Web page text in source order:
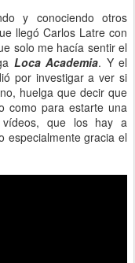
y conociendo otros
llegó Carlos Latre con
solo me hacía sentir el
Loca Academia. Y el
por investigar a ver si
huelga que decir que
como para estarte una
que los hay a
especialmente gracia el